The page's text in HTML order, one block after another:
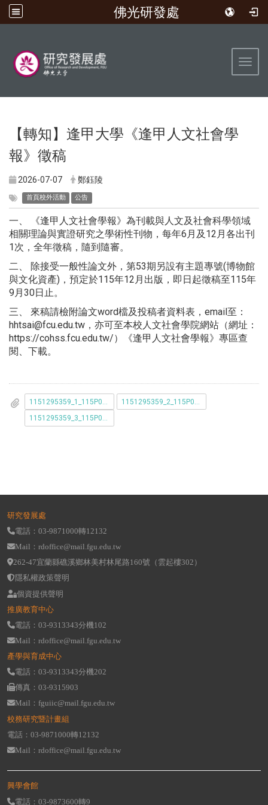
佛光研發處
【轉知】逢甲大學《逢甲人文社會學
報》徵稿
2026-07-07 鄭鈺陵
首頁校外活動 公告
一、 《逢甲人文社會學報》為刊載與人文及社會科學領域
相關理論與實證研究之學術性刊物，每年6月及12月各出刊
1次，全年徵稿，隨到隨審。
二、 除接受一般性論文外，第53期另設有主題專號(博物館
與文化資產)，預定於115年12月出版，即日起徵稿至115年
9月30日止。
三、 來稿請檢附論文word檔及投稿者資料表，email至：
hhtsai@fcu.edu.tw，亦可至本校人文社會學院網站（網址：
https://cohss.fcu.edu.tw/）《逢甲人文社會學報》專區查
閱、下載。
1151295359_3_115P003388_1150013761_115D2001935-01.pdf
研究發展處
電話：03-9871000轉12132
Mail：rdoffice@mail.fgu.edu.tw
262-47宜蘭縣礁溪鄉林美村林尾路160號（雲起樓302）
隱私權政策聲明
個資提供聲明
推廣教育中心
電話：03-9313343分機102
Mail：rdoffice@mail.fgu.edu.tw
產學與育成中心
電話：03-9313343分機202
傳真：03-9315903
Mail：fguiic@mail.fgu.edu.tw
校務研究暨計畫組
電話：03-9871000轉12132
Mail：rdoffice@mail.fgu.edu.tw
興學會館
電話：03-9873600轉9